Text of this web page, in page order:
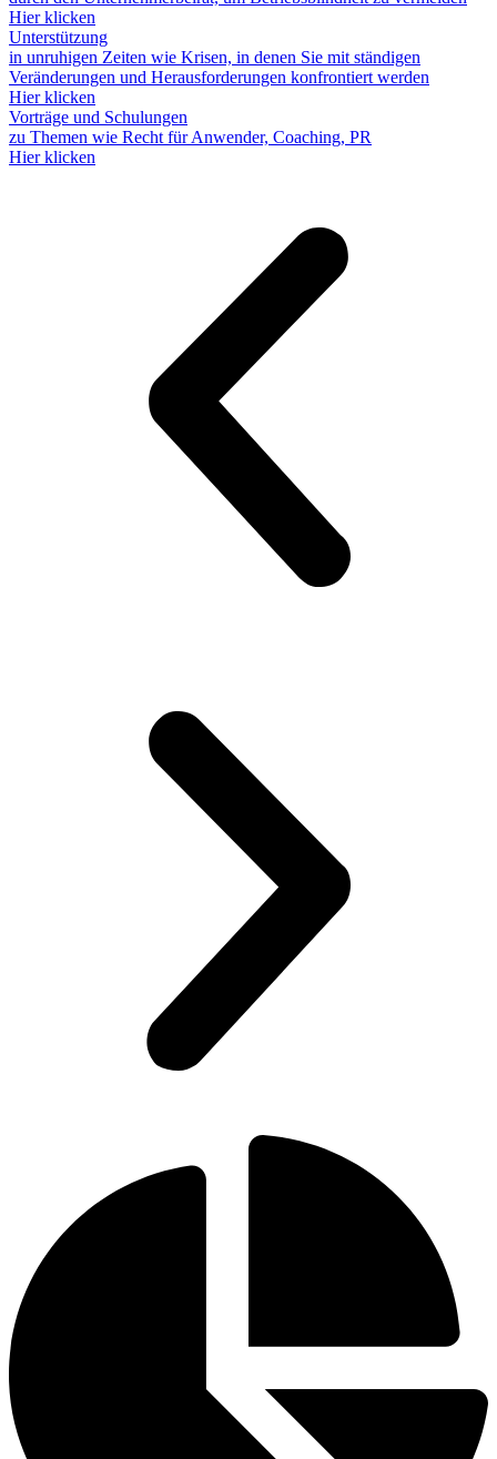
Hier klicken
Unterstützung
in unruhigen Zeiten wie Krisen, in denen Sie mit ständigen
Veränderungen und Herausforderungen konfrontiert werden
Hier klicken
Vorträge und Schulungen
zu Themen wie Recht für Anwender, Coaching, PR
Hier klicken